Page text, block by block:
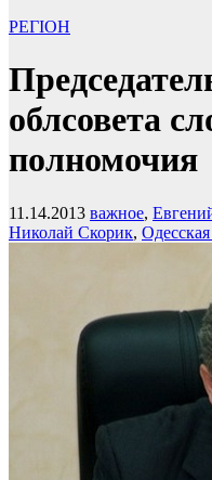
РЕГІОН
облсовета
полномочия
11.14.2013 важное,
Николай Скорик,